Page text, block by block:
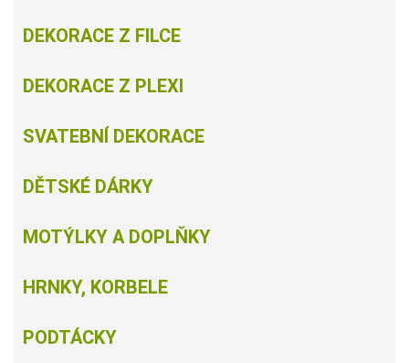
DEKORACE Z FILCE
DEKORACE Z PLEXI
SVATEBNÍ DEKORACE
DĚTSKÉ DÁRKY
MOTÝLKY A DOPLŇKY
HRNKY, KORBELE
PODTÁCKY